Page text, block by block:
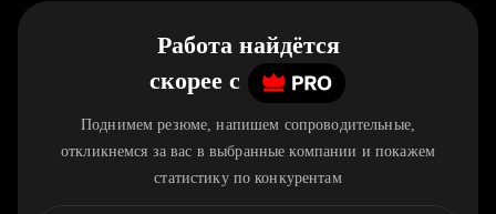
Работа найдётся
скорее c
Поднимем резюме, напишем сопроводительные,
откликнемся за вас в выбранные компании и покажем
статистику по конкурентам